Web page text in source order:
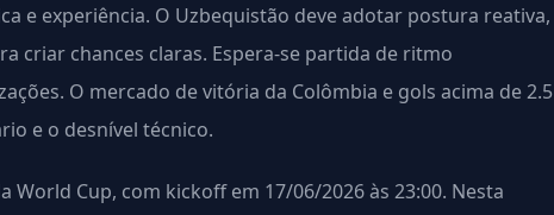
e experiência. O Uzbequistão deve adotar postura reativa,
criar chances claras. Espera-se partida de ritmo
O mercado de vitória da Colômbia e gols acima de 2.5
e o desnível técnico.
Cup, com kickoff em 17/06/2026 às 23:00. Nesta